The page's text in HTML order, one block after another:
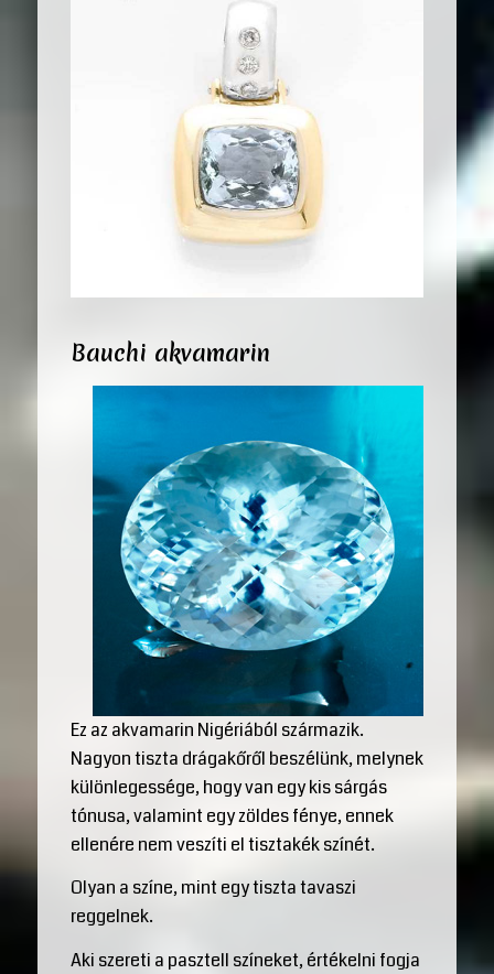
Bauchi akvamarin
Ez az akvamarin Nigériából származik.
Nagyon tiszta drágakőről beszélünk, melynek
különlegessége, hogy van egy kis sárgás
tónusa, valamint egy zöldes fénye, ennek
ellenére nem veszíti el tisztakék színét.
Olyan a színe, mint egy tiszta tavaszi
reggelnek.
Aki szereti a pasztell színeket, értékelni fogja